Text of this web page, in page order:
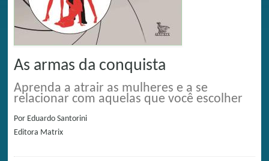
As armas da conquista
Aprenda a atrair as mulheres e a se
relacionar com aquelas que você escolher
Por Eduardo Santorini
Editora Matrix